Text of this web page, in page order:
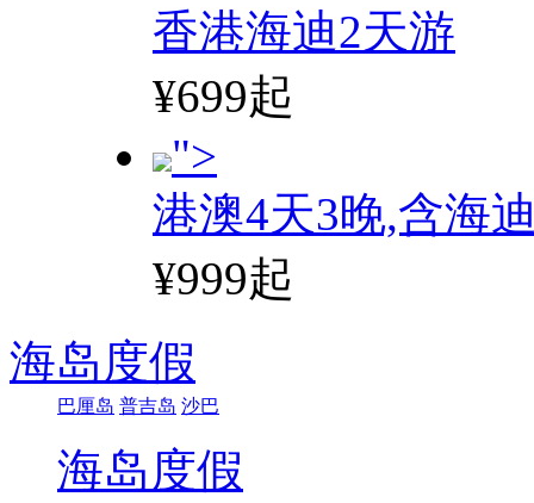
香港海迪2天游
¥699起
">
港澳4天3晚,含海
¥999起
海岛度假
巴厘岛 普吉岛 沙巴
海岛度假